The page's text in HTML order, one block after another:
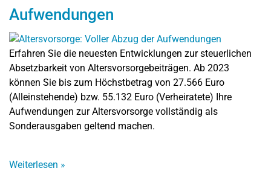
Aufwendungen
Erfahren Sie die neuesten Entwicklungen zur steuerlichen
Absetzbarkeit von Altersvorsorgebeiträgen. Ab 2023
können Sie bis zum Höchstbetrag von 27.566 Euro
(Alleinstehende) bzw. 55.132 Euro (Verheiratete) Ihre
Aufwendungen zur Altersvorsorge vollständig als
Sonderausgaben geltend machen.
Weiterlesen »